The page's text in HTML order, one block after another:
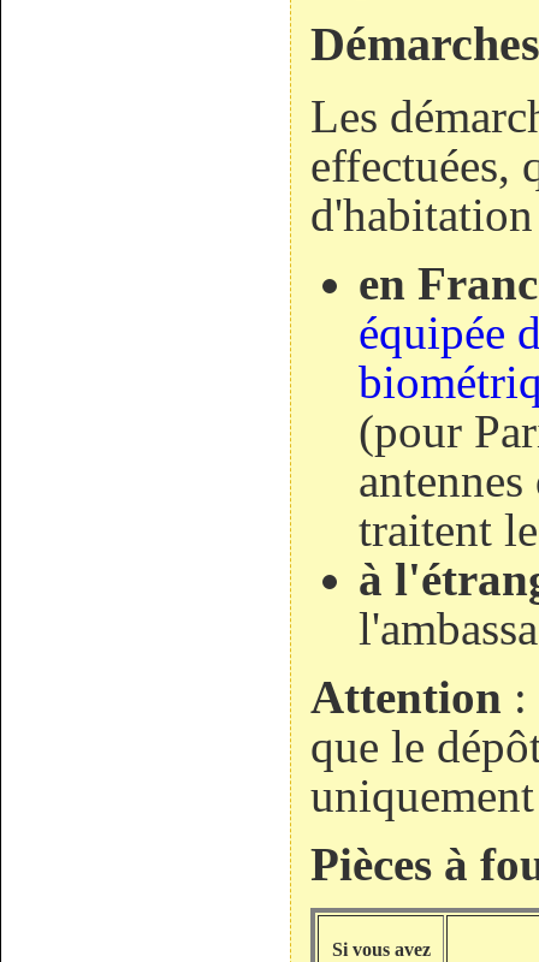
Démarches
Les
effectuées,
en
équipée
(pour
traitent
à
Attention :
que le
Pièces à
Si vous avez